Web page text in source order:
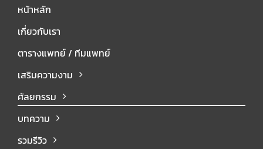
หน้าหลัก
เกี่ยวกับเรา
ตารางแพทย์ / ทีมแพทย์
เสริมความงาม
ศัลยกรรม
บทความ
รวมรีวิว